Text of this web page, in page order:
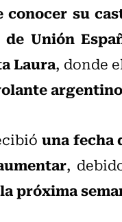
conocer su
Unión
Laura, donde
argentino
una fecha
,
próxima